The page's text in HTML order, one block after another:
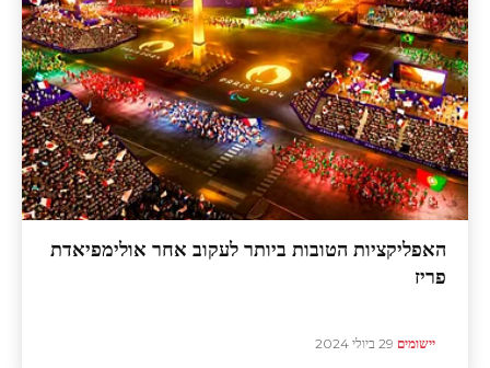
האפליקציות הטובות ביותר לעקוב אחר אולימפיאדת
פריז
יישומים 29 ביולי 2024